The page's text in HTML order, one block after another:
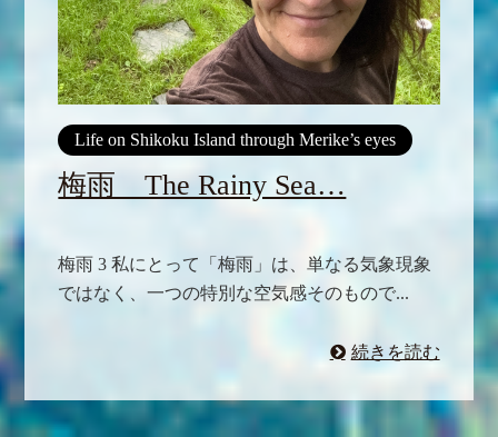
Life on Shikoku Island through Merike’s eyes
梅雨 The Rainy Sea…
梅雨 3 私にとって「梅雨」は、単なる気象現象
ではなく、一つの特別な空気感そのもので...
続きを読む